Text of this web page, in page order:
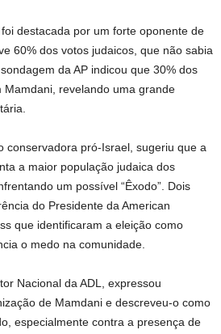
destacada por um forte oponente de
60% dos votos judaicos, que não sabia
da AP indicou que 30% dos
Mamdani, revelando uma grande
conservadora pró-Israel, sugeriu que a
a maior população judaica dos
um possível “Êxodo”. Dois
do Presidente da American
que identificaram a eleição como
o medo na comunidade.
Nacional da ADL, expressou
de Mamdani e descreveu-o como
especialmente contra a presença de